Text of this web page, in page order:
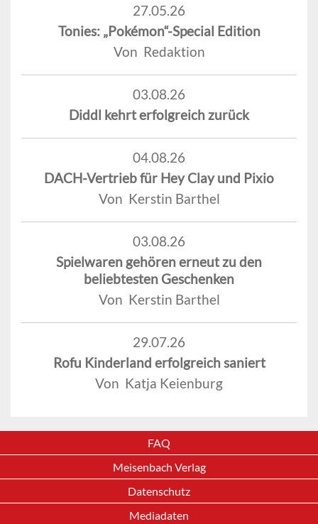
27.05.26
Tonies: „Pokémon“-Special Edition
Von Redaktion
03.08.26
Diddl kehrt erfolgreich zurück
04.08.26
DACH-Vertrieb für Hey Clay und Pixio
Von Kerstin Barthel
03.08.26
Spielwaren gehören erneut zu den
beliebtesten Geschenken
Von Kerstin Barthel
29.07.26
Rofu Kinderland erfolgreich saniert
Von Katja Keienburg
FAQ
Meisenbach Verlag
Datenschutz
Mediadaten